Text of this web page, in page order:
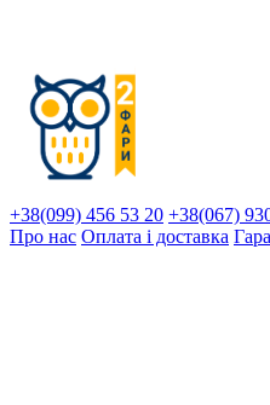
+38(099) 456 53 20 +38(067)
Про нас Оплата і доставка